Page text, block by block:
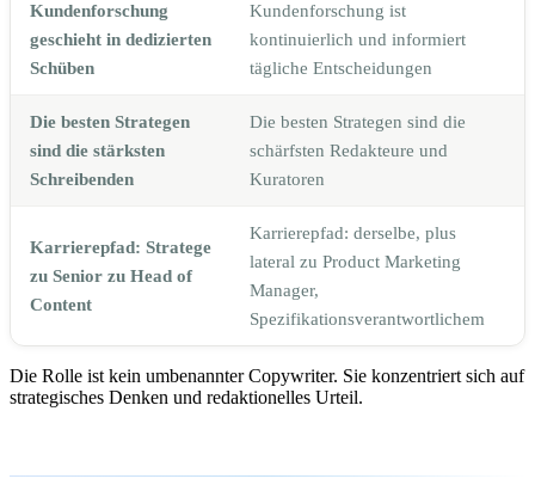
Kundenforschung
geschieht in dedizierten
Schüben
Kundenforschung ist
kontinuierlich und informiert
tägliche Entscheidungen
Die besten Strategen
sind die stärksten
Schreibenden
Die besten Strategen sind die
schärfsten Redakteure und
Kuratoren
Karrierepfad: Stratege
zu Senior zu Head of
Content
Karrierepfad: derselbe, plus
lateral zu Product Marketing
Manager,
Spezifikationsverantwortlichem
Die Rolle ist kein umbenannter Copywriter. Sie konzentriert sich auf
strategisches Denken und redaktionelles Urteil.